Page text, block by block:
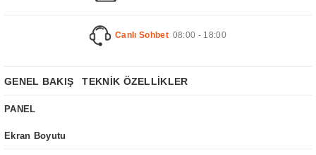
Canlı Sohbet 08:00 - 18:00
GENEL BAKIŞ TEKNİK ÖZELLİKLER
PANEL
Ekran Boyutu